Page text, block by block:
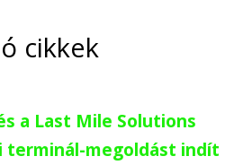
cikkek
a Last Mile Solutions
megoldást indít